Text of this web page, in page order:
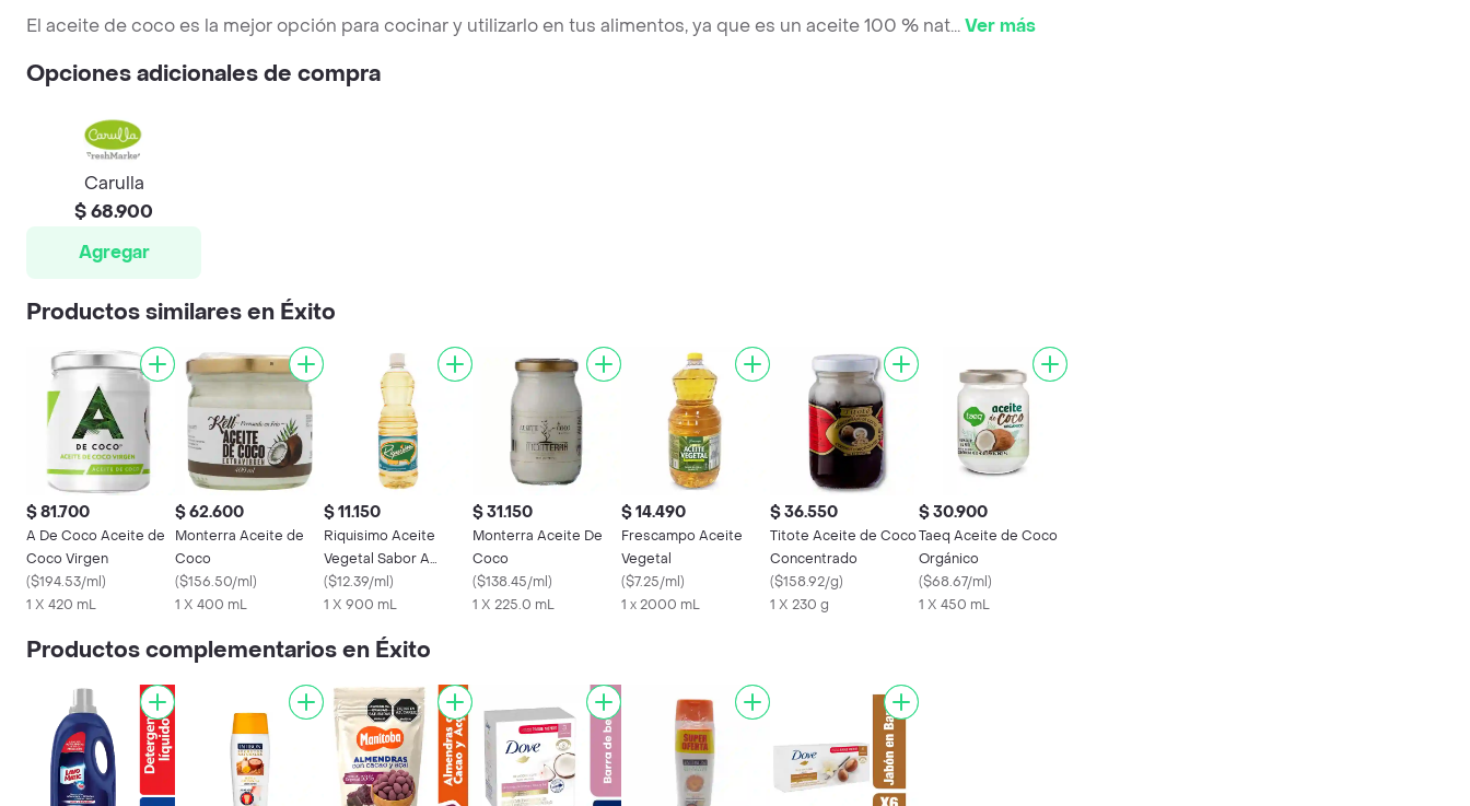
El aceite de coco es la mejor opción para cocinar y utilizarlo en tus alimentos, ya que es un aceite 100 % nat...Ver más
Opciones adicionales de compra
Carulla
$ 68.900
Agregar
Productos similares en Éxito
$ 81.700
A De Coco Aceite de
Coco Virgen
($194.53/ml)
1 X 420 mL
$ 62.600
Monterra Aceite de
Coco
($156.50/ml)
1 X 400 mL
$ 11.150
Riquisimo Aceite
Vegetal Sabor A
Mantequilla
($12.39/ml)
1 X 900 mL
$ 31.150
Monterra Aceite De
Coco
($138.45/ml)
1 X 225.0 mL
$ 14.490
Frescampo Aceite
Vegetal
($7.25/ml)
1 x 2000 mL
$ 36.550
Titote Aceite de Coco
Concentrado
($158.92/g)
1 X 230 g
$ 30.900
Taeq Aceite de Coco
Orgánico
($68.67/ml)
1 X 450 mL
Productos complementarios en Éxito